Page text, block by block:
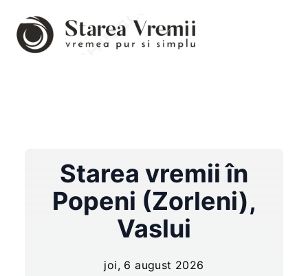
Starea vremii în
Popeni (Zorleni),
Vaslui
joi, 6 august 2026